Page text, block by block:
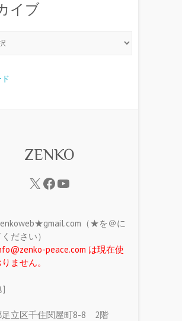
イブ
ド
ZENKO
（★を＠に
ださい）
peace.com は現在使
ません。
立区千住関屋町8-8 2階